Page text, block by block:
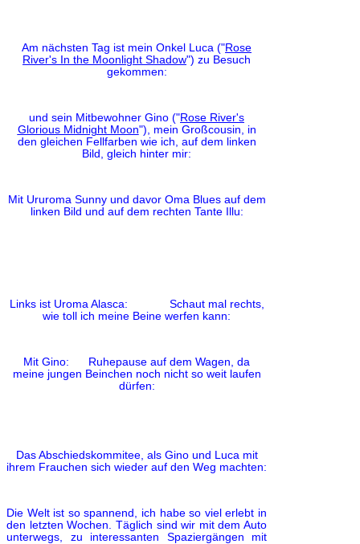
Am nächsten Tag ist mein Onkel Luca ("Rose
River's In the Moonlight Shadow") zu Besuch
gekommen:
und sein Mitbewohner Gino ("Rose River's
Glorious Midnight Moon"), mein Großcousin, in
den gleichen Fellfarben wie ich, auf dem linken
Bild, gleich hinter mir:
Mit Ururoma Sunny und davor Oma Blues auf dem
linken Bild und auf dem rechten Tante Illu:
Links ist Uroma Alasca: Schaut mal rechts,
wie toll ich meine Beine werfen kann:
Mit Gino: Ruhepause auf dem Wagen, da
meine jungen Beinchen noch nicht so weit laufen
dürfen:
Das Abschiedskommitee, als Gino und Luca mit
ihrem Frauchen sich wieder auf den Weg machten:
Die Welt ist so spannend, ich habe so viel erlebt in
den letzten Wochen. Täglich sind wir mit dem Auto
unterwegs, zu interessanten Spaziergängen mit